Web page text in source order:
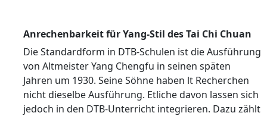
Anrechenbarkeit für Yang-Stil des Tai Chi Chuan
Die Standardform in DTB-Schulen ist die Ausführung
von Altmeister Yang Chengfu in seinen späten
Jahren um 1930. Seine Söhne haben lt Recherchen
nicht dieselbe Ausführung. Etliche davon lassen sich
jedoch in den DTB-Unterricht integrieren. Dazu zählt